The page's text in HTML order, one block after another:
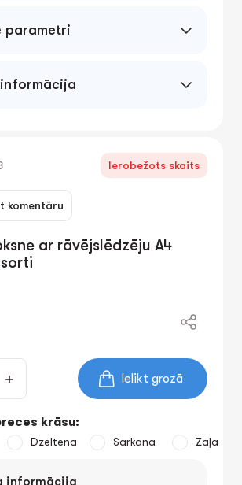
parametri
Ierobežots skaits
komentāru
ar rāvējslēdzēju A4
Ielikt grozā
krāsu:
Dzeltena Sarkana Zaļa
informācija